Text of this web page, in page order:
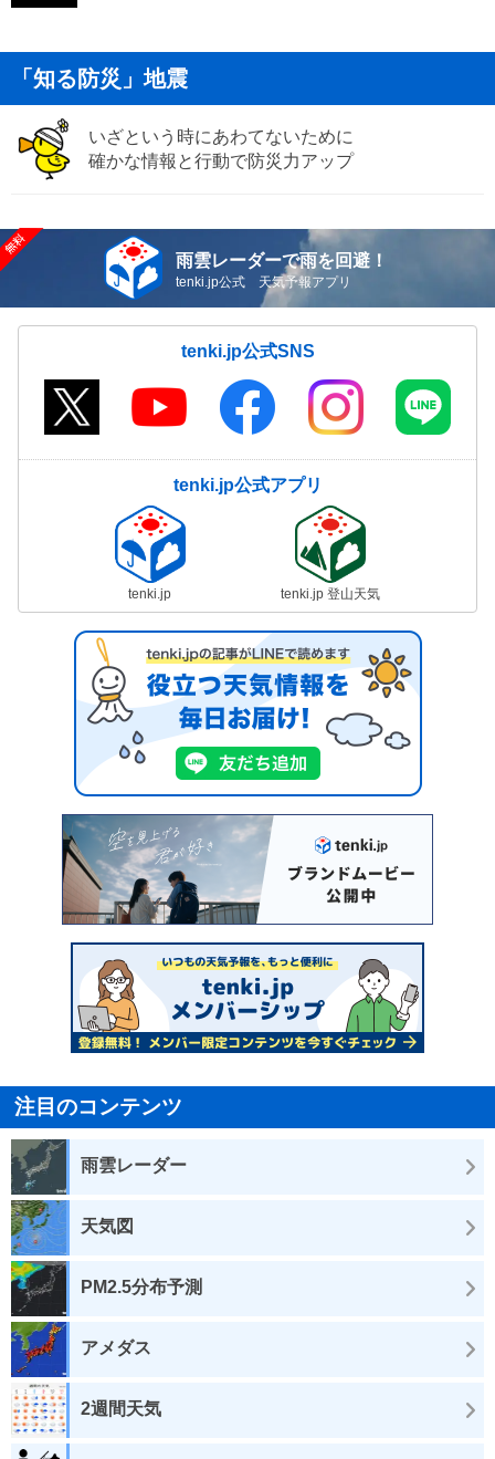
「知る防災」地震
いざという時にあわてないために
確かな情報と行動で防災力アップ
雨雲レーダーで雨を回避！
tenki.jp公式 天気予報アプリ
tenki.jp公式SNS
tenki.jp公式アプリ
tenki.jp tenki.jp 登山天気
注目のコンテンツ
雨雲レーダー
天気図
PM2.5分布予測
アメダス
2週間天気